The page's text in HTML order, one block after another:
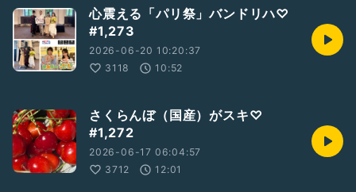
心震える「パリ祭」バンドリハ♡
#1,273
2026-06-20 10:20:37
3118
10:52
さくらんぼ（国産）がスキ♡
#1,272
2026-06-17 06:04:57
3712
12:01